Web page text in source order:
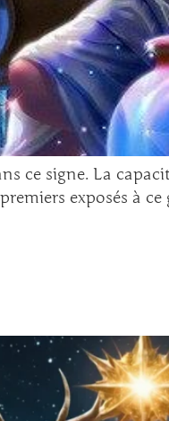
ce signe. La
exposés à